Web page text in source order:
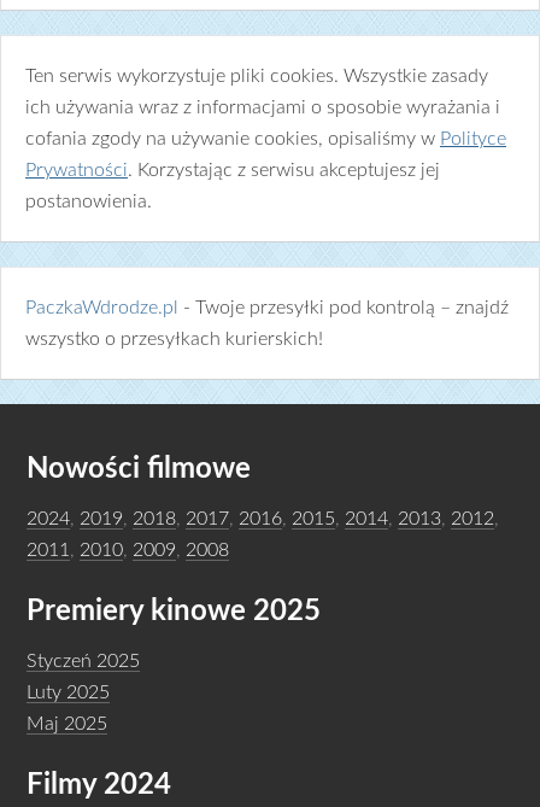
Ten serwis wykorzystuje pliki cookies. Wszystkie zasady
ich używania wraz z informacjami o sposobie wyrażania i
cofania zgody na używanie cookies, opisaliśmy w Polityce
Prywatności. Korzystając z serwisu akceptujesz jej
postanowienia.
PaczkaWdrodze.pl
- Twoje przesyłki pod kontrolą – znajdź
wszystko o przesyłkach kurierskich!
Nowości filmowe
2024 2019 2018 2017 2016 2015 2014 2013 2012
2011
2010 2009 2008
Premiery kinowe 2025
Styczeń 2025
Luty 2025
Maj 2025
Filmy 2024